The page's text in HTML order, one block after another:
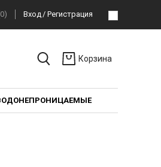
0) Вход Регистрация
Корзина